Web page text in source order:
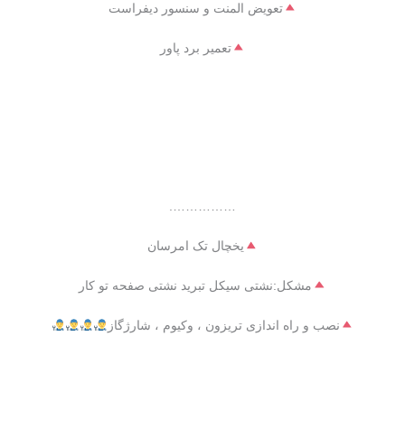
تعویض المنت و سنسور دیفراست
تعمیر برد پاور
…………….
یخچال تک امرسان
مشکل:نشتی سیکل تبرید نشتی صفحه تو کار
نصب و راه اندازی تریزون ، وکیوم ، شارژگاز